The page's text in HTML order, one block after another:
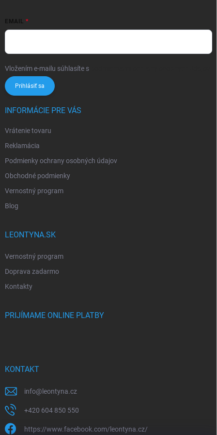
EMAIL
Vložením e-mailu súhlasíte s
Prihlásiť sa
INFORMÁCIE PRE VÁS
Vrátenie tovaru
Reklamácia
Podmienky ochrany osobných údajov
Obchodné podmienky
Vernostný program
Blog
LEONTYNA.SK
Vernostný program
Doprava zadarmo
Kontakty
PRIJÍMAME ONLINE PLATBY
KONTAKT
info@ leontyna.cz
+420 604 850 550
https://www.facebook.com/leontyna.cz/